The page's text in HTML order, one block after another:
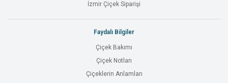
İzmir Çiçek Siparişi
Faydalı Bilgiler
Çiçek Bakımı
Çiçek Notları
Çiçeklerin Anlamları